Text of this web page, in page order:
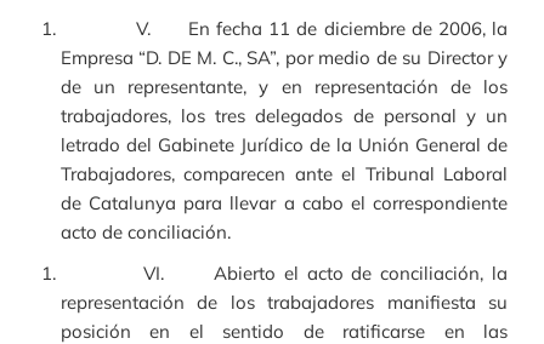
V. En fecha 11 de diciembre de 2006, la
Empresa “D. DE M. C., SA”, por medio de su Director y
de un representante, y en representación de los
trabajadores, los tres delegados de personal y un
letrado del Gabinete Jurídico de la Unión General de
Trabajadores, comparecen ante el Tribunal Laboral
de Catalunya para llevar a cabo el correspondiente
acto de conciliación.
VI. Abierto el acto de conciliación, la
representación de los trabajadores manifiesta su
posición en el sentido de ratificarse en las